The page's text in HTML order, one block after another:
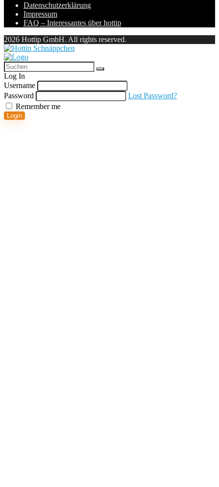
Datenschutzerklärung
Impressum
FAQ – Interessantes über hottip
2026 Hottip GmbH. All rights reserved.
Log In
Username
Password
Lost Password?
Remember me
Login